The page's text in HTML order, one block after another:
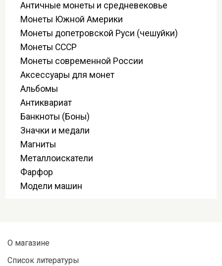
Античные монеты и средневековье
Монеты Южной Америки
Монеты допетровской Руси (чешуйки)
Монеты СССР
Монеты современной России
Аксессуары для монет
Альбомы
Антиквариат
Банкноты (Боны)
Значки и медали
Магниты
Металлоискатели
Фарфор
Модели машин
О магазине
Список литературы